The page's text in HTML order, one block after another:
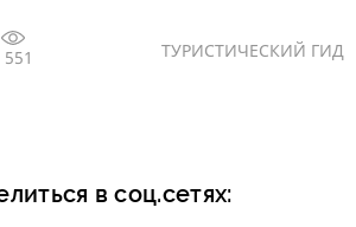
551 ТУРИСТИЧЕСКИЙ ГИД
в соц.сетях: